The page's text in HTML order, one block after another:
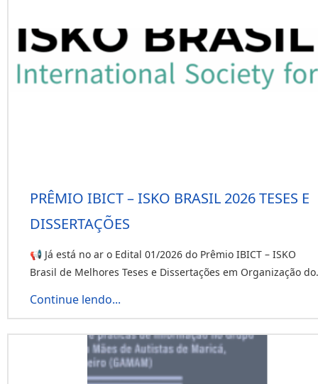
PRÊMIO IBICT – ISKO BRASIL 2026 TESES E
DISSERTAÇÕES
📢 Já está no ar o Edital 01/2026 do Prêmio IBICT – ISKO
Brasil de Melhores Teses e Dissertações em Organização
Continue lendo...